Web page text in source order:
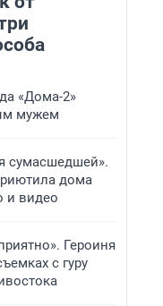
«Дома-2»
мужем
сумасшедшей».
дома
и видео
Героиня
с гуру